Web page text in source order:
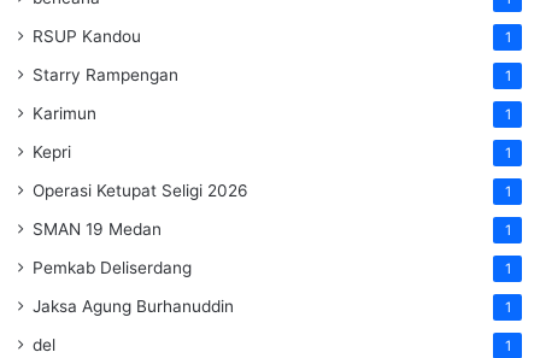
RSUP Kandou 1
Starry Rampengan 1
Karimun 1
Kepri 1
Operasi Ketupat Seligi 2026 1
SMAN 19 Medan 1
Pemkab Deliserdang 1
Jaksa Agung Burhanuddin 1
del 1